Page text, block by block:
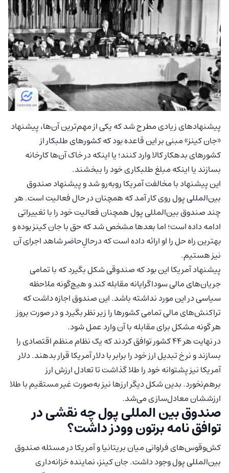
پیشنهاد‌های زیادی مطرح شد که یکی از مهم‌ترین آن‌ها، پیشنهاد
«جان کینز» مبنی بر این قاعده بود که کشورهای طلبکار از
کشورهای بدهکار کالا وارد کنند؛ یا اینکه در خاک آن‌ها کارخانه
بسازند یا اینکه مبلغ طلبکاری خود را ببخشند.
این پیشنهاد با مخالفت آمریکا روبه‌رو شد و پیشنهاد صندوق
بین‌المللی پول روی کار آمد که همچنان در حال فعالیت است. هر
چند صندوق بین‌المللی پول همچنان فعالیت خود را با تغییراتی
ادامه داده است؛ اما بعدها مشخص شد که حق با جان کینز بوده و
بهترین راه حل را او ارائه داده است که درحالِ‌حاضر شاهد اجرای آن
نیز هستیم.
پیشنهاد آمریکا این بود که صندوقی شکل بگیرد که با تمامی
جریان‌های مالی سوداگرایانه مقابله کند و هیچ‌گونه ملاحظه
سیاسی در این مورد نداشته باشد. این صندوق اجازه داشت که
تراکنش‌های مالی تمامی کشورها را زیر نظر بگیرد و در صورت بروز
هر گونه مشکل برای مقابله با آن وارد عمل شود.
در نهایت هر ۴۴ کشور توافق کردند که یک نظام منظم اقتصادی را
بسازند و نرخ تبدیل ارز خود را برابر با دلار آمریکا قرار بدهند. دلار
آمریکا نیز پشتوانه خود را طلا گذاشت تا تعادل ارزش ارز
برهم‌نخورد. بدین شکل دیگر ارزها نیز به‌صورت غیر مستقیم با طلا
ارزششان معادل‌سازی می‌شد.
صندوق بین المللی پول چه نقشی در
توافق نامه برتون وودز داشت؟
کش‌و‌قوس‌های فراوانی میان بریتانیا و آمریکا در مسئله صندوق
بین‌المللی پول وجود داشت. جان کینز، نماینده خزانه‌داری